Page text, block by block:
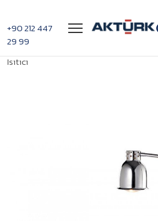
+90 212 447
29 99
Menü
Isıtıcı